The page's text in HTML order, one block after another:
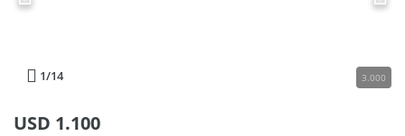
1/14 3.000
USD 1.100